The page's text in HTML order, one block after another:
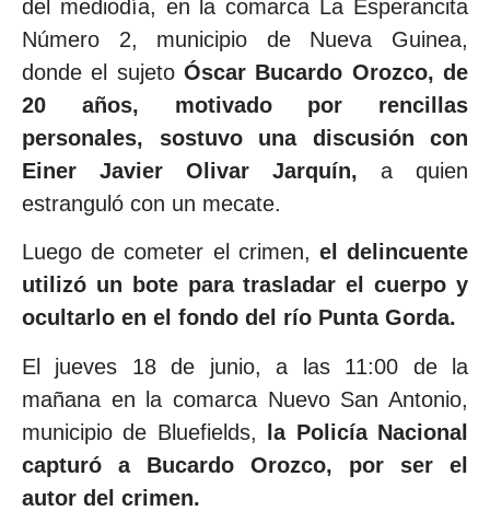
del mediodía, en la comarca La Esperancita
Número 2, municipio de Nueva Guinea,
donde el sujeto Óscar Bucardo Orozco, de
20 años, motivado por rencillas
personales, sostuvo una discusión con
Einer Javier Olivar Jarquín, a quien
estranguló con un mecate.
Luego de cometer el crimen, el delincuente
utilizó un bote para trasladar el cuerpo y
ocultarlo en el fondo del río Punta Gorda.
El jueves 18 de junio, a las 11:00 de la
mañana en la comarca Nuevo San Antonio,
municipio de Bluefields,
la Policía Nacional
capturó a Bucardo Orozco, por ser el
autor del crimen.